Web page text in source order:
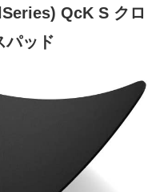
QcK S クロ
パッド